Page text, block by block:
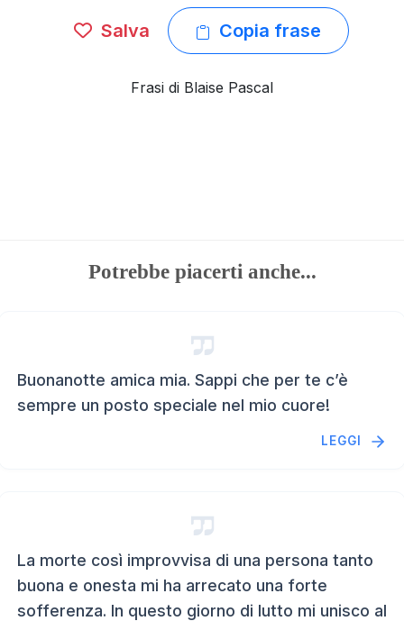
Salva Copia frase
Frasi di Blaise Pascal
Potrebbe piacerti anche...
Buonanotte amica mia. Sappi che per te c’è
sempre un posto speciale nel mio cuore!
LEGGI
La morte così improvvisa di una persona tanto
buona e onesta mi ha arrecato una forte
sofferenza. In questo giorno di lutto mi unisco al